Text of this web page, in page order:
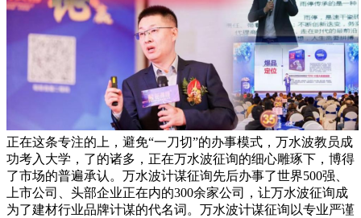
正在这条专注的上，避免“一刀切”的办事模式，万水波教员成
功考入大学，了的诸多，正在万水波征询的细心雕琢下，博得
了市场的普遍承认。万水波计谋征询先后办事了世界500强、
上市公司、头部企业正在内的300余家公司，让万水波征询成
为了建材行业品牌计谋的代名词。万水波计谋征询以专业严谨